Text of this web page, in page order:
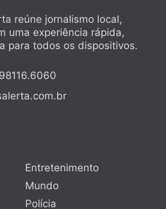
reúne jornalismo local,
uma experiência rápida,
para todos os dispositivos.
Entretenimento
Mundo
Polícia